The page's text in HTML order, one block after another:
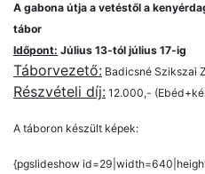
A gabona útja a vetéstől a
tábor
Időpont: Július 13-tól július 17-ig
Táborvezető: Badicsné Szikszai
Részvételi díj: 12.000,-
A táboron készült képek:
{pgslideshow